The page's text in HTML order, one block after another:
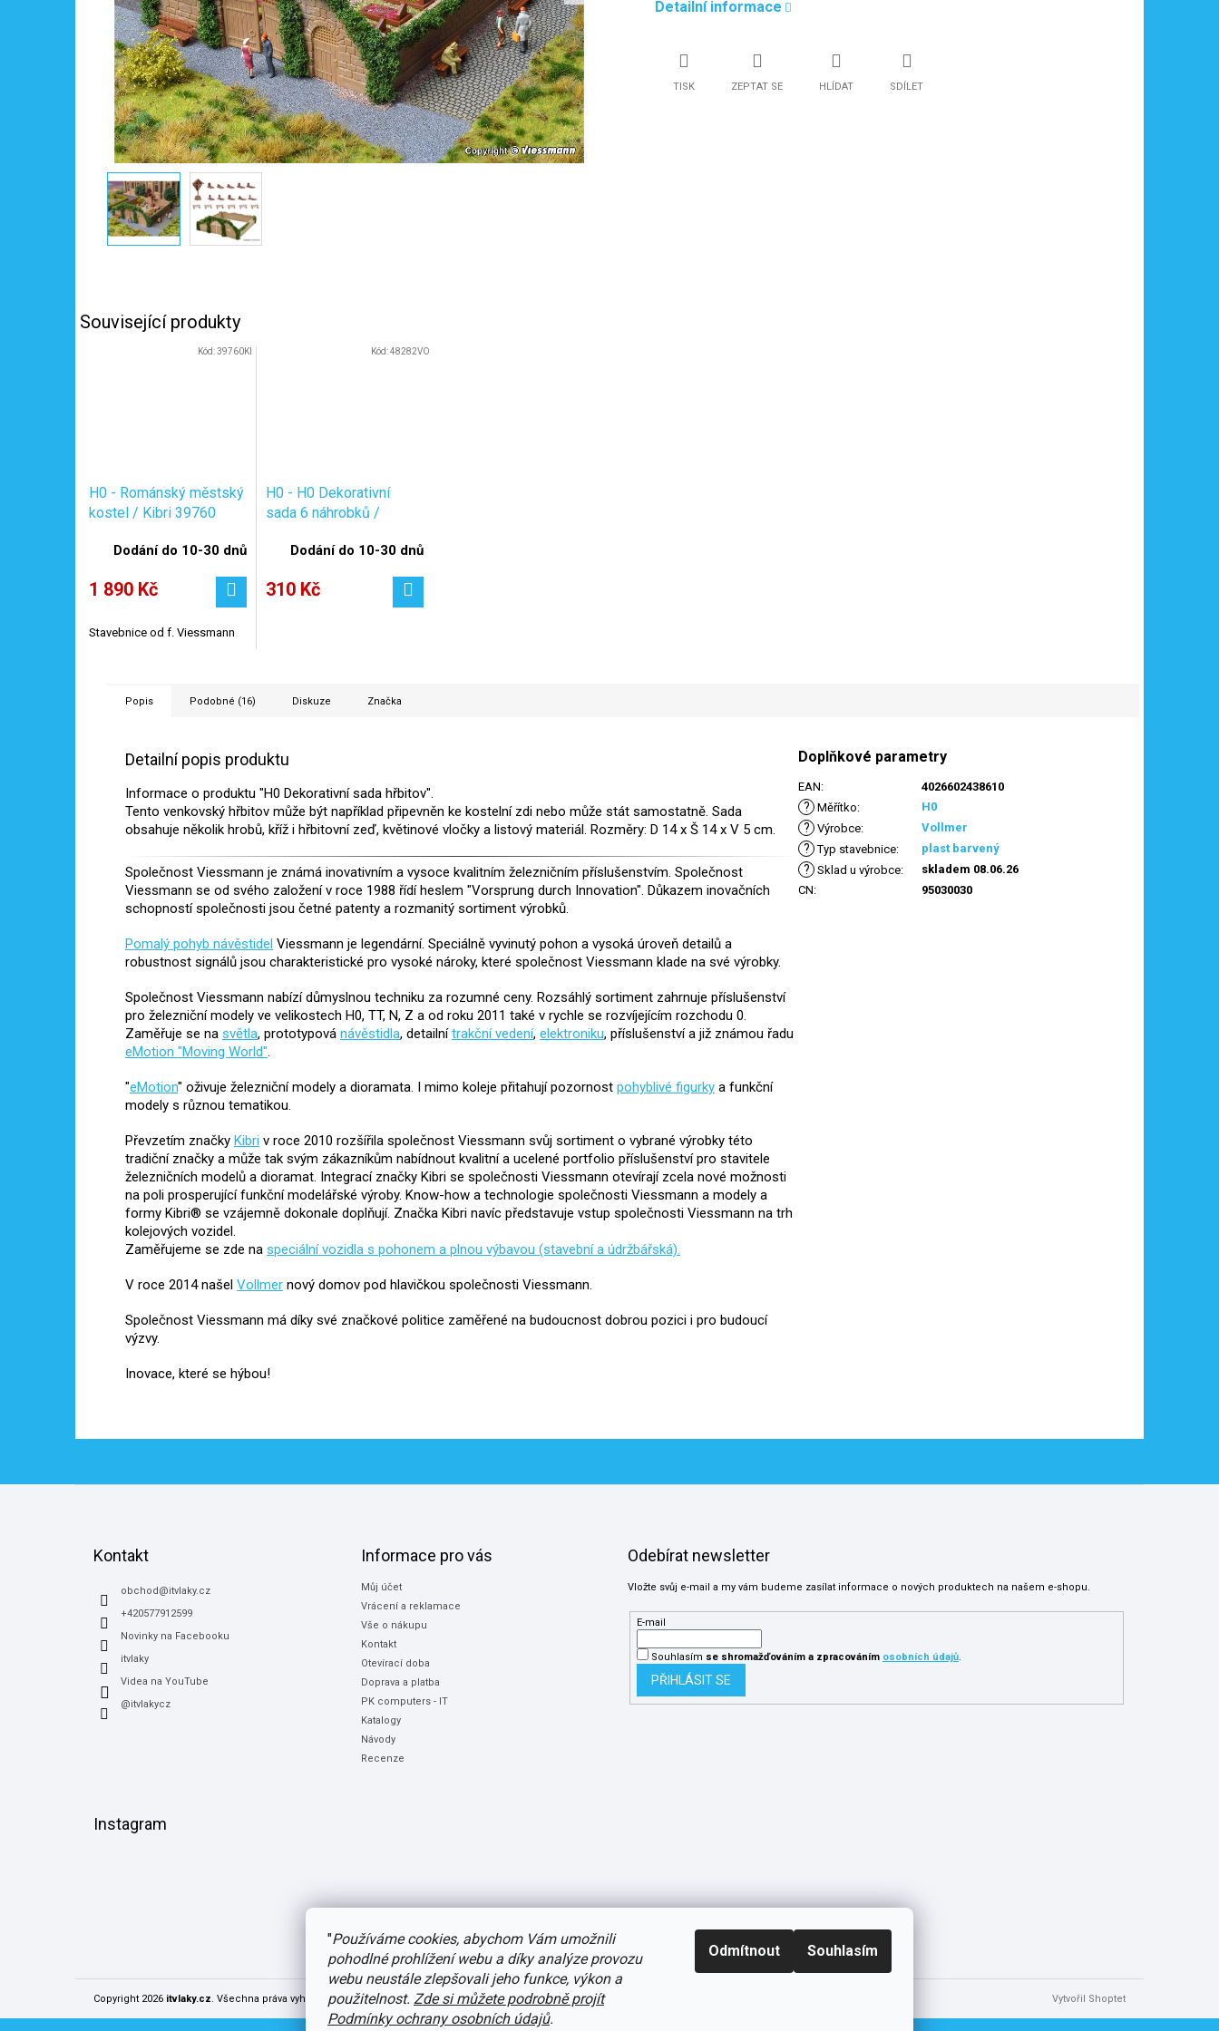
"Používáme cookies, abychom Vám umožnili
pohodlné prohlížení webu a díky analýze provozu
webu neustále zlepšovali jeho funkce, výkon a
použitelnost. Zde si můžete podrobně projít
Podmínky ochrany osobních údajů.
Odmítnout Souhlasím
Detailní informace
TISK ZEPTAT SE HLÍDAT SDÍLET
Související produkty
H0 - Románský městský
kostel / Kibri 39760
Dodání do 10-30 dnů
1 890 Kč
Stavebnice od f. Viessmann
Kód:39760KI
H0 - H0 Dekorativní
sada 6 náhrobků /
Dodání do 10-30 dnů
310 Kč
Kód:48282VO
Popis Podobné (16) Diskuze Značka
Detailní popis produktu
Informace o produktu "H0 Dekorativní sada hřbitov".
Tento venkovský hřbitov může být například připevněn ke kostelní zdi nebo může stát samostatně. Sada
obsahuje několik hrobů, kříž i hřbitovní zeď, květinové vločky a listový materiál. Rozměry: D 14 x Š 14 x V 5 cm.
Společnost Viessmann je známá inovativním a vysoce kvalitním železničním příslušenstvím. Společnost
Viessmann se od svého založení v roce 1988 řídí heslem "Vorsprung durch Innovation". Důkazem inovačních
schopností společnosti jsou četné patenty a rozmanitý sortiment výrobků.
Pomalý pohyb návěstidel Viessmann je legendární. Speciálně vyvinutý pohon a vysoká úroveň detailů a
robustnost signálů jsou charakteristické pro vysoké nároky, které společnost Viessmann klade na své výrobky.
Společnost Viessmann nabízí důmyslnou techniku za rozumné ceny. Rozsáhlý sortiment zahrnuje příslušenství
pro železniční modely ve velikostech H0, TT, N, Z a od roku 2011 také v rychle se rozvíjejícím rozchodu 0.
Zaměřuje se na světla, prototypová návěstidla, detailnítrakční vedení, elektroniku, příslušenství a již známou řadu
eMotion "Moving World".
"eMotion" oživuje železniční modely a dioramata. I mimo koleje přitahují pozornost pohyblivé figurky a funkční
modely s různou tematikou.
Převzetím značky Kibri v roce 2010 rozšířila společnost Viessmann svůj sortiment o vybrané výrobky této
tradiční značky a může tak svým zákazníkům nabídnout kvalitní a ucelené portfolio příslušenství pro stavitele
železničních modelů a dioramat. Integrací značky Kibri se společnosti Viessmann otevírají zcela nové možnosti
na poli prosperující funkční modelářské výroby. Know-how a technologie společnosti Viessmann a modely a
formy Kibri® se vzájemně dokonale doplňují. Značka Kibri navíc představuje vstup společnosti Viessmann na trh
kolejových vozidel.
Zaměřujeme se zde na speciální vozidla s pohonem a plnou výbavou (stavební a údržbářská).
V roce 2014 našel Vollmer nový domov pod hlavičkou společnosti Viessmann.
Společnost Viessmann má díky své značkové politice zaměřené na budoucnost dobrou pozici i pro budoucí
výzvy.
Inovace, které se hýbou!
Doplňkové parametry
EAN: 4026602438610
? Měřítko: H0
? Výrobce: Vollmer
? Typ stavebnice: plast barvený
? Sklad u výrobce:
skladem 08.06.26
CN: 95030030
Kontakt
obchod @itvlaky.cz
+420577912599
Novinky na Facebooku
itvlaky
Videa na YouTube
@itvlakycz
Informace pro vás
Můj účet
Vrácení a reklamace
Vše o nákupu
Kontakt
Otevírací doba
Doprava a platba
PK computers - IT
Katalogy
Návody
Recenze
Odebírat newsletter
Vložte svůj e-mail a my vám budeme zasílat informace o nových produktech na našem e-shopu.
E-mail
Souhlasím se shromažďováníma zpracováním osobních údajů.
PŘIHLÁSIT SE
Instagram
Vytvořil Shoptet
Copyright 2026 itvlaky.cz. Všechna práva vyhrazena.Upravit nastavení cookies